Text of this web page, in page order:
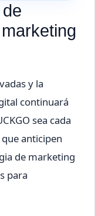
y la
continuará
sea cada
anticipen
de marketing
para